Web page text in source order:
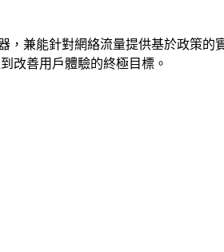
，兼能針對網絡流量提供基於政策
改善用戶體驗的終極目標。